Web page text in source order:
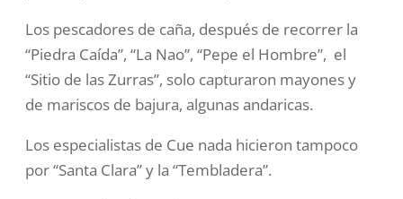
Los pescadores de caña, después de recorrer la
“Piedra Caída”, “La Nao”, “Pepe el Hombre”, el
“Sitio de las Zurras”, solo capturaron mayones y
de mariscos de bajura, algunas andaricas.
Los especialistas de Cue nada hicieron tampoco
por “Santa Clara” y la “Tembladera”.